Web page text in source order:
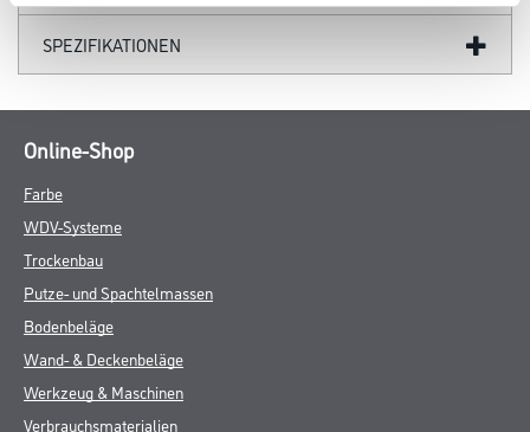
SPEZIFIKATIONEN
Online-Shop
Farbe
WDV-Systeme
Trockenbau
Putze- und Spachtelmassen
Bodenbeläge
Wand- & Deckenbeläge
Werkzeug & Maschinen
Verbrauchsmaterialien